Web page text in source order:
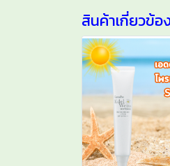
สินค้าเกี่ยวข้อ